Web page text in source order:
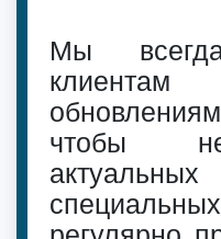
Мы
чтобы